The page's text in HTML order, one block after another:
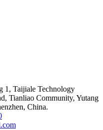
1, Taijiale Technology
Tianliao Community, Yutang
China.